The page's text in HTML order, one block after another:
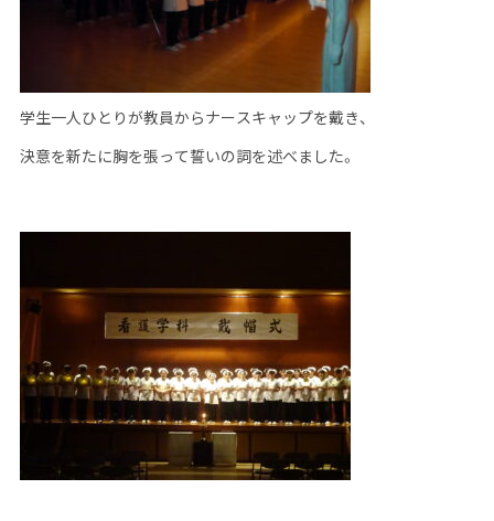
学生一人ひとりが教員からナースキャップを戴き、
決意を新たに胸を張って誓いの詞を述べました。